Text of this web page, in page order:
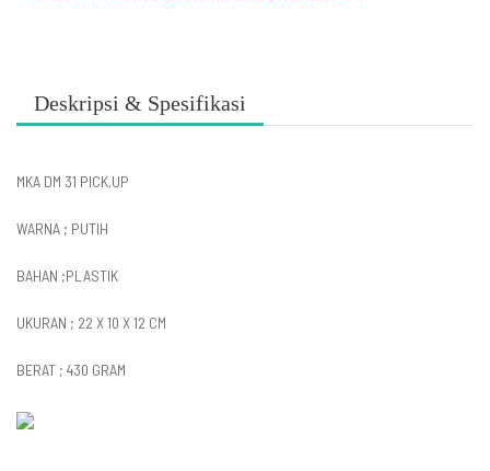
Deskripsi & Spesifikasi
MKA DM 31 PICK,UP
WARNA ; PUTIH
BAHAN ;PLASTIK
UKURAN ; 22 X 10 X 12 CM
BERAT ; 430 GRAM